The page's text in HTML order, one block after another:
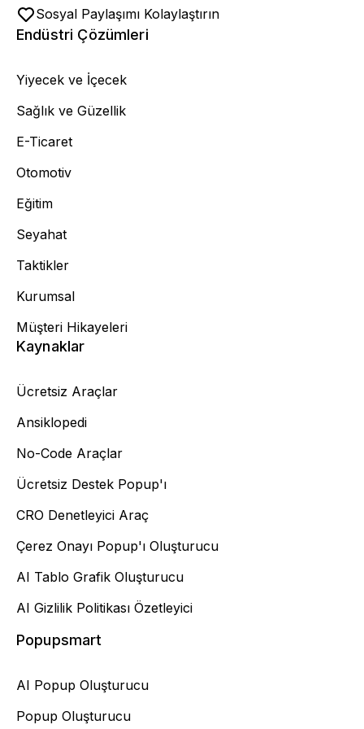
Sosyal Paylaşımı Kolaylaştırın
Endüstri Çözümleri
Yiyecek ve İçecek
Sağlık ve Güzellik
E-Ticaret
Otomotiv
Eğitim
Seyahat
Taktikler
Kurumsal
Müşteri Hikayeleri
Kaynaklar
Ücretsiz Araçlar
Ansiklopedi
No-Code Araçlar
Ücretsiz Destek Popup'ı
CRO Denetleyici Araç
Çerez Onayı Popup'ı Oluşturucu
AI Tablo Grafik Oluşturucu
AI Gizlilik Politikası Özetleyici
Popupsmart
AI Popup Oluşturucu
Popup Oluşturucu